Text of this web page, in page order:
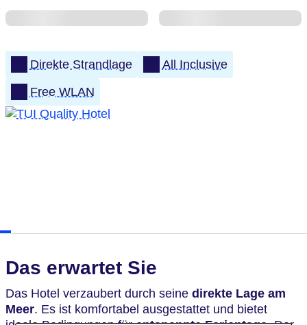
Direkte Strandlage
All Inclusive
Free WLAN
Das erwartet Sie
Das Hotel verzaubert durch seine direkte Lage am
Meer. Es ist komfortabel ausgestattet und bietet